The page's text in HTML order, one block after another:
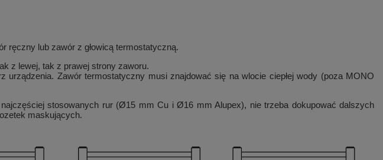
ręczny lub zawór z głowicą termostatyczną.
z lewej, tak z prawej strony zaworu.
urządzenia. Zawór termostatyczny musi znajdować się na wlocie ciepłej wody (poza MONO
stosowanych rur (Ø15 mm Cu i Ø16 mm Alupex), nie trzeba dokupować dalszych
maskujących.